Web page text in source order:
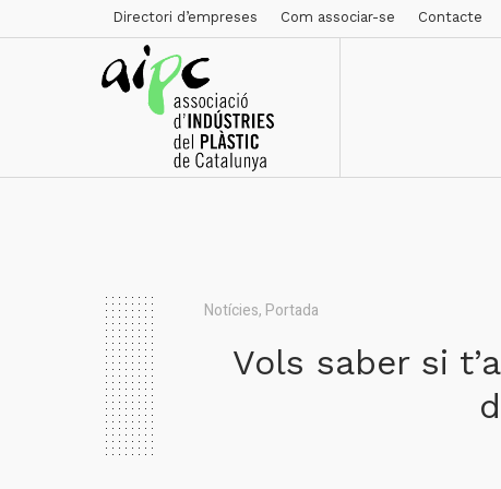
Directori d’empreses Com associar-se Contacte
Notícies, Portada
Vols saber si